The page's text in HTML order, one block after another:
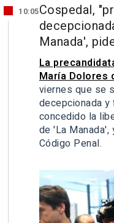
10:05Cospedal,
Manada',
La
María Dolores
viernes que se
decepcionada
concedido la
de 'La
Código Penal.